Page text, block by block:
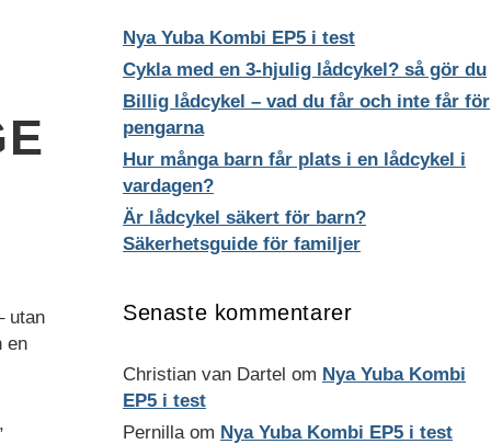
utan
en
Nya Yuba Kombi EP5 i test
Cykla med en 3-hjulig lådcykel? så gör du
Billig lådcykel – vad du får och inte får för
pengarna
Hur många barn får plats i en lådcykel i
vardagen?
Är lådcykel säkert för barn?
Säkerhetsguide för familjer
Senaste kommentarer
Christian van Dartel om Nya Yuba Kombi
EP5 i test
Pernillaom Nya Yuba Kombi EP5 i test